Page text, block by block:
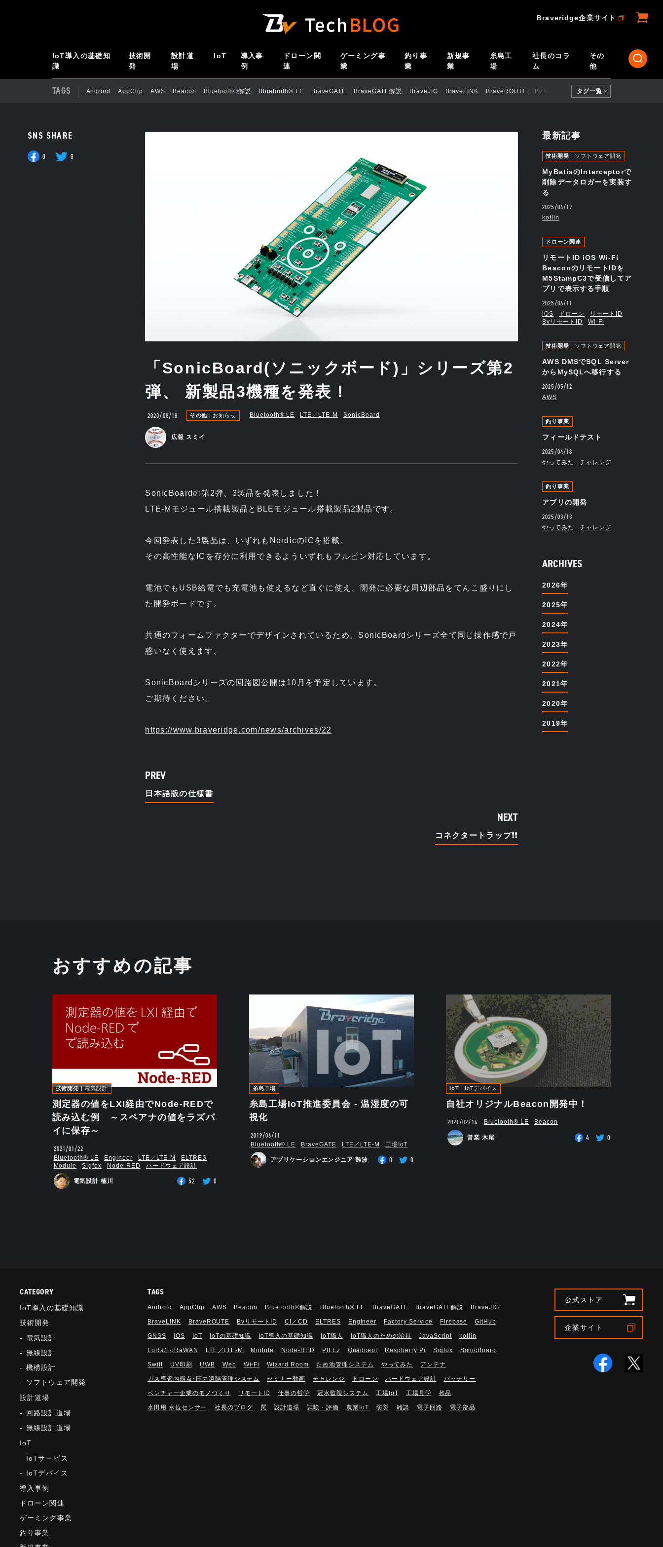
IoT導入の基礎知
識
技術開
発
設計道
場
IoT
導入事
例
ドローン関
連
ゲーミング事
業
釣り事
業
新規事
業
糸島工
場
社長のコラ
ム
その
他
TAGS Android AppClip AWS Beacon Bluetooth®解説 Bluetooth®︎ LE BraveGATE BraveGATE解説 BraveJIG BraveLINK BraveROUTE BvリモートID CI／CD
タグ一覧
Braveridge企業サイト
SNS SHARE
0 0
「SonicBoard(ソニックボード)」シリーズ第2
弾、 新製品3機種を発表！
2020/08/18 その他 お知らせ Bluetooth®︎ LE LTE／LTE-M SonicBoard
広報 スミイ
SonicBoardの第2弾、3製品を発表しました！
LTE-Mモジュール搭載製品とBLEモジュール搭載製品2製品です。
今回発表した3製品は、いずれもNordicのICを搭載。
その高性能なICを存分に利用できるよういずれもフルピン対応しています。
電池でもUSB給電でも充電池も使えるなど直ぐに使え、開発に必要な周辺部品をてんこ盛りにし
た開発ボードです。
共通のフォームファクターでデザインされているため、SonicBoardシリーズ全て同じ操作感で戸
惑いなく使えます。
SonicBoardシリーズの回路図公開は10月を予定しています。
ご期待ください。
https://www.braveridge.com/news/archives/22
PREV
日本語版の仕様書
NEXT
コネクタートラップ❗❗
最新記事
技術開発 ソフトウェア開発
MyBatisのInterceptorで
削除データロガーを実装す
る
2025/06/19
kotlin
ドローン関連
リモートID iOS Wi-Fi
BeaconのリモートIDを
M5StampC3で受信してア
プリで表示する手順
2025/06/11
iOS ドローン
リモートID
BvリモートID
Wi-Fi
技術開発 ソフトウェア開発
AWS DMSでSQL Server
からMySQLへ移行する
2025/05/12
AWS
釣り事業
フィールドテスト
2025/04/18
やってみた チャレンジ
釣り事業
アプリの開発
2025/03/13
やってみた チャレンジ
ARCHIVES
2026年
2025年
2024年
2023年
2022年
2021年
2020年
2019年
おすすめの記事
技術開発 電気設計
測定器の値をLXI経由でNode-REDで
読み込む例 ～スペアナの値をラズパ
イに保存～
2021/01/22
Bluetooth®︎ LE Engineer LTE／LTE-M
ELTRES
Module
Sigfox Node-RED ハードウェア設計
電気設計 楠川 52 0
糸島工場
糸島工場IoT推進委員会 - 温湿度の可
視化
2019/06/11
Bluetooth®︎ LE BraveGATE LTE／LTE-M 工場IoT
アプリケーションエンジニア 難波 0 0
IoT IoTデバイス
自社オリジナルBeacon開発中！
2021/02/16 Bluetooth®︎ LE Beacon
営業 木尾 4 0
CATEGORY
IoT導入の基礎知識
技術開発
電気設計
無線設計
機構設計
ソフトウェア開発
設計道場
回路設計道場
無線設計道場
IoT
IoTサービス
IoTデバイス
導入事例
ドローン関連
ゲーミング事業
釣り事業
TAGS
Android AppClip AWS Beacon Bluetooth®解説 Bluetooth®︎ LE BraveGATE BraveGATE解説 BraveJIG
BraveLINK BraveROUTE BvリモートID CI／CD ELTRES Engineer Factory Service Firebase GitHub
GNSS iOS IoT IoTの基礎知識 IoT導入の基礎知識 IoT職人 IoT職人のための治具 JavaScript kotlin
LoRa/LoRaWAN LTE／LTE-M Module Node-RED PILEz Quadcept Raspberry Pi Sigfox SonicBoard
Swift UV印刷 UWB Web Wi-Fi Wizard Room ため池管理システム やってみた アンテナ
ガス導管内露点･圧力遠隔管理システム セミナー動画 チャレンジ ドローン ハードウェア設計 バッテリー
ベンチャー企業のモノづくり リモートID 仕事の哲学 冠水監視システム 工場IoT 工場見学 検品
水田用 水位センサー 社長のブログ 罠 設計道場 試験・評価 農業IoT 防災 雑談 電子回路 電子部品
公式ストア
企業サイト